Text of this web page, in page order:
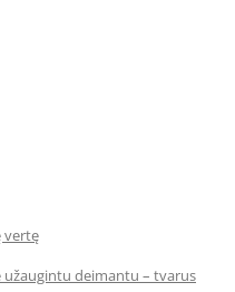
vertę
deimantu – tvarus